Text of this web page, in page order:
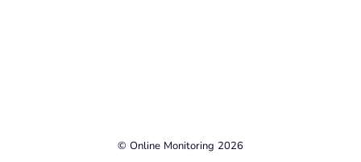
© Online Monitoring 2026